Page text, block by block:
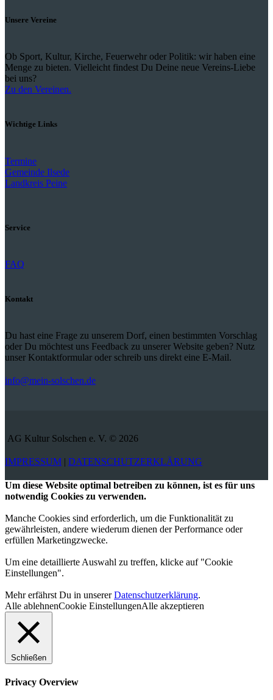
Unsere Vereine
Ob Sport, Kultur, Kirche, Feuerwehr oder Politik: wir haben eine
Menge zu bieten. Vielleicht findest Du Deine neue Vereins-Liebe
bei uns?
Zu den Vereinen.
Wichtige Links
Termine
Gemeinde Ilsede
Landkreis Peine
Service
FAQ
Kontakt
Du hast eine Frage zu unserem Dorf, einen bestimmten Vorschlag
oder Du möchtest uns Feedback zu unserer Website geben? Nutz
unser Kontaktformular oder schreib uns direkt eine E-Mail.
info@mein-solschen.de
AG Kultur Solschen e. V. © 2026
IMPRESSUM | DATENSCHUTZERKLÄRUNG
Um diese Website optimal betreiben zu können, ist es für uns
notwendig Cookies zu verwenden.
Manche Cookies sind erforderlich, um die Funktionalität zu
gewährleisten, andere wiederum dienen der Performance oder
erfüllen Marketingzwecke.
Um eine detaillierte Auswahl zu treffen, klicke auf "Cookie
Einstellungen".
Mehr erfährst Du in unsererDatenschutzerklärung.
Alle ablehnenCookie EinstellungenAlle akzeptieren
Schließen
Privacy Overview